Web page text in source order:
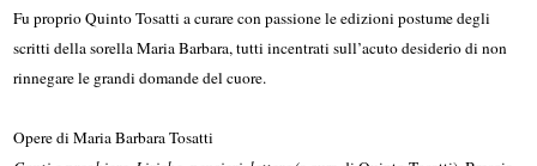
Fu proprio Quinto Tosatti a curare con passione le edizioni postume degli
scritti della sorella Maria Barbara, tutti incentrati sull’acuto desiderio di non
rinnegare le grandi domande del cuore.
Opere di Maria Barbara Tosatti